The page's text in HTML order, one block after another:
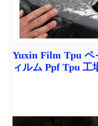
Yuxin Film Tpu
ィルム Ppf Tpu 工